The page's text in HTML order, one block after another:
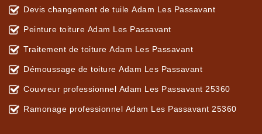
Devis changement de tuile Adam Les Passavant
Peinture toiture Adam Les Passavant
Traitement de toiture Adam Les Passavant
Démoussage de toiture Adam Les Passavant
Couvreur professionnel Adam Les Passavant 25360
Ramonage professionnel Adam Les Passavant 25360